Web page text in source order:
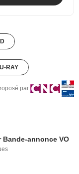
RAY
par
Bande-annonce VO